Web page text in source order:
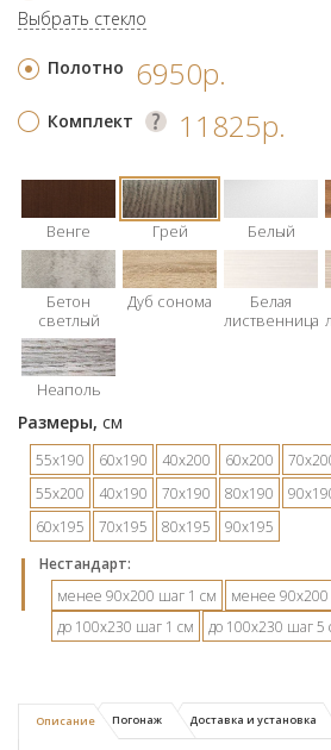
Выбрать стекло
Полотно 6950р.
Комплект 11825р.
Венге Грей Белый
Бетон
светлый
Дуб сонома
Белая
лиственница
Неаполь
Размеры, см
55х190 60х190 40х200 60х200
55х200
40х190 70х190 80х190
60х195
70х195 80х195
90х195
Hестандарт:
менее 90х200 шаг 1 см
менее
до 100х230 шаг 1 см
до 100х230 шаг 5
Описание Погонаж Доставка и установка